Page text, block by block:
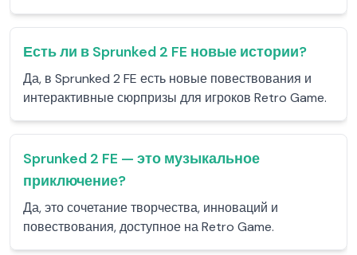
Есть ли в Sprunked 2 FE новые истории?
Да, в Sprunked 2 FE есть новые повествования и
интерактивные сюрпризы для игроков Retro Game.
Sprunked 2 FE — это музыкальное
приключение?
Да, это сочетание творчества, инноваций и
повествования, доступное на Retro Game.